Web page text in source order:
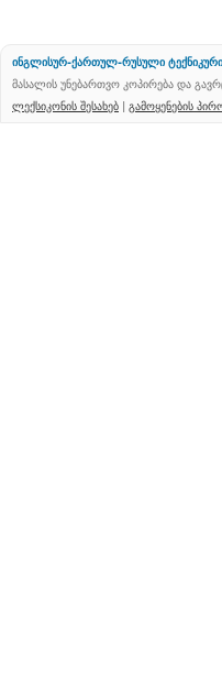
ინგლისურ-ქართულ-რუსული
მასალის უნებართვო კოპირება და
ლექსიკონის შესახებ | გამოყენების